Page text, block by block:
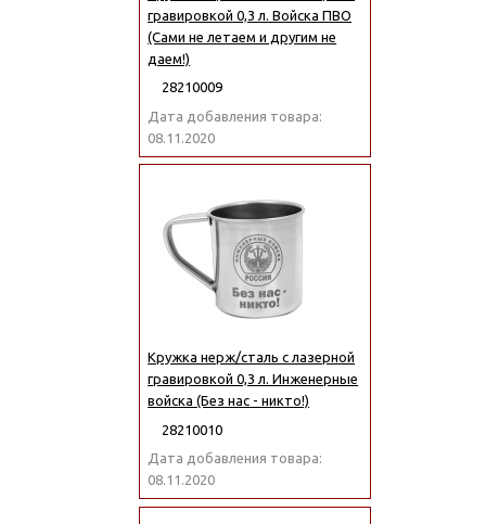
гравировкой 0,3 л. Войска ПВО
(Сами не летаем и другим не
даем!)
28210009
Дата добавления товара:
08.11.2020
Кружка нерж/сталь с лазерной
гравировкой 0,3 л. Инженерные
войска (Без нас - никто!)
28210010
Дата добавления товара:
08.11.2020